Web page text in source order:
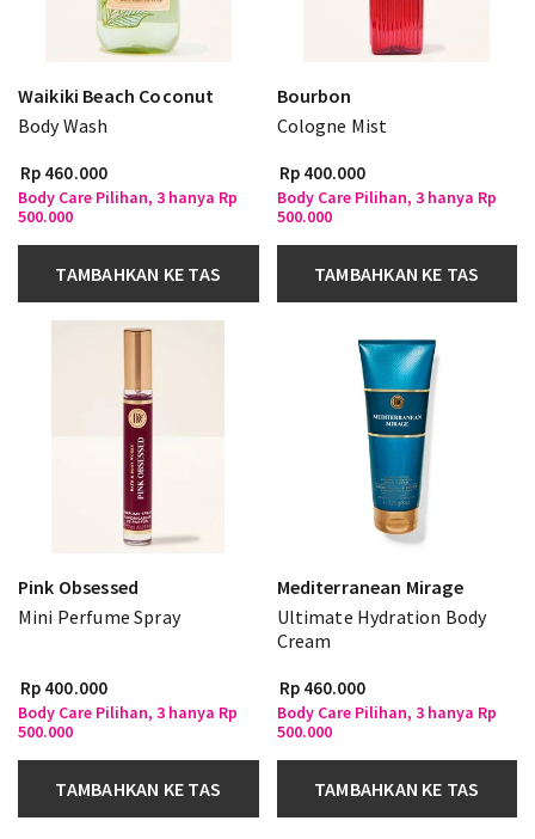
Waikiki Beach Coconut
Body Wash
Rp 460.000
Body Care Pilihan, 3 hanya Rp
500.000
TAMBAHKAN KE TAS
Bourbon
Cologne Mist
Rp 400.000
Body Care Pilihan, 3 hanya Rp
500.000
TAMBAHKAN KE TAS
Pink Obsessed
Mini Perfume Spray
Rp 400.000
Body Care Pilihan, 3 hanya Rp
500.000
TAMBAHKAN KE TAS
Mediterranean Mirage
Ultimate Hydration Body
Cream
Rp 460.000
Body Care Pilihan, 3 hanya Rp
500.000
TAMBAHKAN KE TAS